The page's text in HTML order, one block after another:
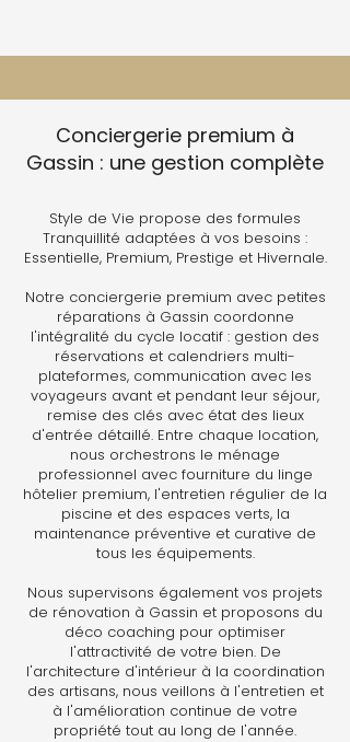
Conciergerie premium à
Gassin : une gestion complète
Style de Vie propose des formules
Tranquillité adaptées à vos besoins :
Essentielle, Premium, Prestige et Hivernale.
Notre conciergerie premium avec petites
réparations à Gassin coordonne
l'intégralité du cycle locatif : gestion des
réservations et calendriers multi-
plateformes, communication avec les
voyageurs avant et pendant leur séjour,
remise des clés avec état des lieux
d'entrée détaillé. Entre chaque location,
nous orchestrons le ménage
professionnel avec fourniture du linge
hôtelier premium, l'entretien régulier de la
piscine et des espaces verts, la
maintenance préventive et curative de
tous les équipements.
Nous supervisons également vos projets
de rénovation à Gassin et proposons du
déco coaching pour optimiser
l'attractivité de votre bien. De
l'architecture d'intérieur à la coordination
des artisans, nous veillons à l'entretien et
à l'amélioration continue de votre
propriété tout au long de l'année.